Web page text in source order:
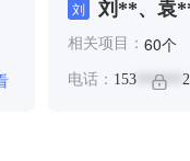
刘 刘**、袁
相关项目： 60个
电话： 153******